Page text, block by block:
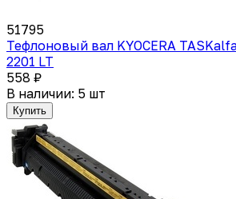
51795
Тефлоновый вал KYOCERA
2201 LT
558 ₽
В наличии: 5 шт
Купить